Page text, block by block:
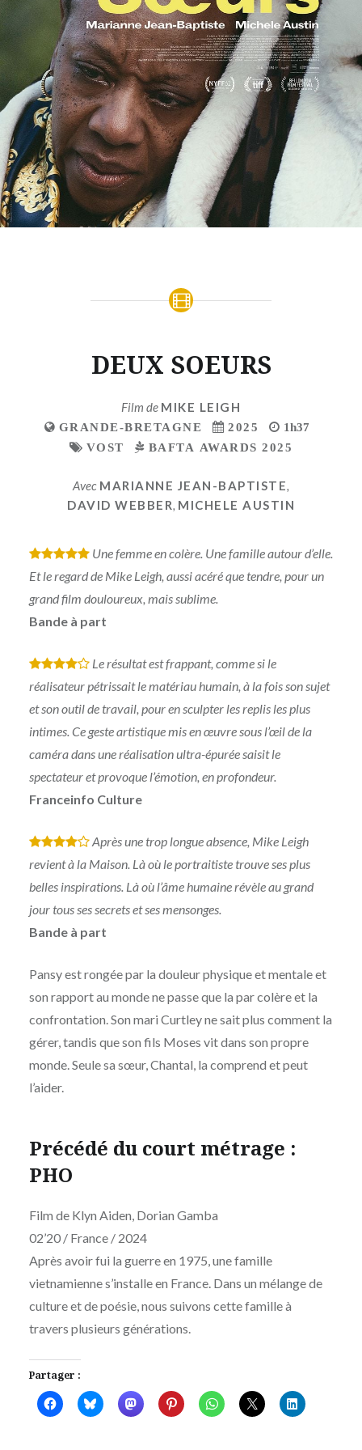
DEUX SOEURS
Film de MIKE LEIGH
GRANDE-BRETAGNE 2025
1h37
VOST
BAFTA AWARDS 2025
Avec MARIANNE JEAN-BAPTISTE,
DAVID WEBBER, MICHELE AUSTIN
* * * * *Une femme en colère. Une famille autour d’elle.
Et le regard de Mike Leigh, aussi acéré que tendre, pour un
grand film douloureux, mais sublime.
Bande à part
* * * *
Le résultat est frappant, comme si le
réalisateur pétrissait le matériau humain, à la fois son sujet
et son outil de travail, pour en sculpter les replis les plus
intimes. Ce geste artistique mis en œuvre sous l’œil de la
caméra dans une réalisation ultra-épurée saisit le
spectateur et provoque l’émotion, en profondeur.
Franceinfo Culture
* * * *
Après une trop longue absence, Mike Leigh
revient à la Maison. Là où le portraitiste trouve ses plus
belles inspirations. Là où l’âme humaine révèle au grand
jour tous ses secrets et ses mensonges.
Bande à part
Pansy est rongée par la douleur physique et mentale et
son rapport au monde ne passe que la par colère et la
confrontation. Son mari Curtley ne sait plus comment la
gérer, tandis que son fils Moses vit dans son propre
monde. Seule sa sœur, Chantal, la comprend et peut
l’aider.
Précédé du court métrage :
PHO
Film de Klyn Aiden, Dorian Gamba
02’20 / France / 2024
Après avoir fui la guerre en 1975, une famille
vietnamienne s’installe en France. Dans un mélange de
culture et de poésie, nous suivons cette famille à
travers plusieurs générations.
Partager :